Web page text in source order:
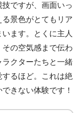
ですが、画面いっ
景色がとてもリア
ます。とくに主人
の空気感まで伝わ
クターたちと一緒
るほど。これは絶
きない体験です！